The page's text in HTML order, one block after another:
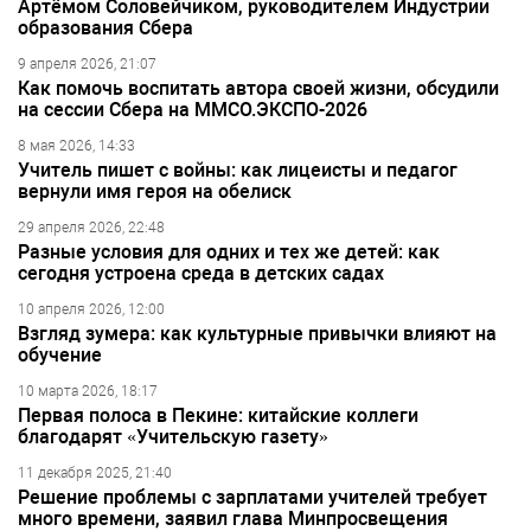
Артёмом Соловейчиком, руководителем Индустрии
образования Сбера
9 апреля 2026, 21:07
Как помочь воспитать автора своей жизни, обсудили
на сессии Сбера на ММСО.ЭКСПО-2026
8 мая 2026, 14:33
Учитель пишет с войны: как лицеисты и педагог
вернули имя героя на обелиск
29 апреля 2026, 22:48
Разные условия для одних и тех же детей: как
сегодня устроена среда в детских садах
10 апреля 2026, 12:00
Взгляд зумера: как культурные привычки влияют на
обучение
10 марта 2026, 18:17
Первая полоса в Пекине: китайские коллеги
благодарят «Учительскую газету»
11 декабря 2025, 21:40
Решение проблемы с зарплатами учителей требует
много времени, заявил глава Минпросвещения